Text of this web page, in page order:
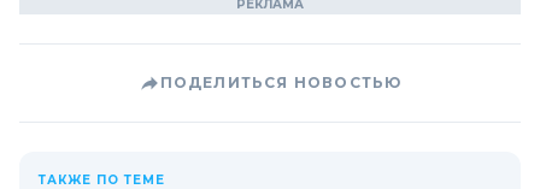
ПОДЕЛИТЬСЯ НОВОСТЬЮ
ТАКЖЕ ПО ТЕМЕ